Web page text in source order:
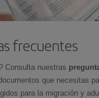
frecuentes
Consulta nuestras
que necesitas
para la migración y